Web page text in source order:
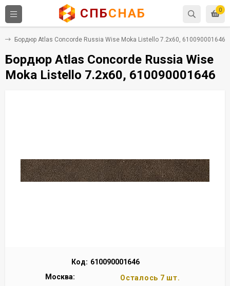
0
СПБСНАБ
Бордюр Atlas Concorde Russia Wise Moka Listello 7.2x60, 610090001646
Бордюр Atlas Concorde Russia Wise
Moka Listello 7.2x60, 610090001646
Код: 610090001646
Москва:
Осталось 7 шт.